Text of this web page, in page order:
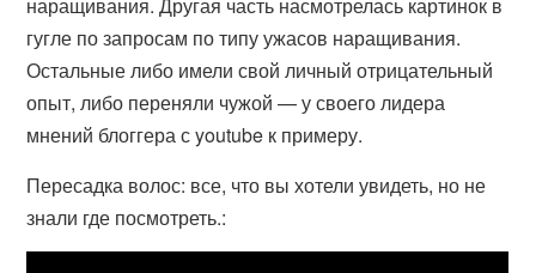
гугле по запросам по типу ужасов наращивания.
Остальные либо имели свой личный отрицательный
опыт, либо переняли чужой — у своего лидера
мнений блоггера с youtube к примеру.
Пересадка волос: все, что вы хотели увидеть, но не
знали где посмотреть.: